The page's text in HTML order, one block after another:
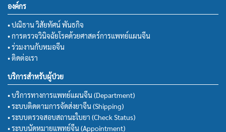
องค์กร
• ปณิธาน วิสัยทัศน์ พันธกิจ
• การตรวจวินิจฉัยโรคด้วยศาสตร์การแพทย์แผนจีน
• ร่วมงานกับหมอจีน
• ติดต่อเรา
บริการสำหรับผู้ป่วย
• บริการทางการแพทย์แผนจีน (Department)
• ระบบติดตามการจัดส่งยาจีน (Shipping)
• ระบบตรวจสอบสถานะใบยา (Check Status)
• ระบบนัดหมายแพทย์จีน (Appointment)